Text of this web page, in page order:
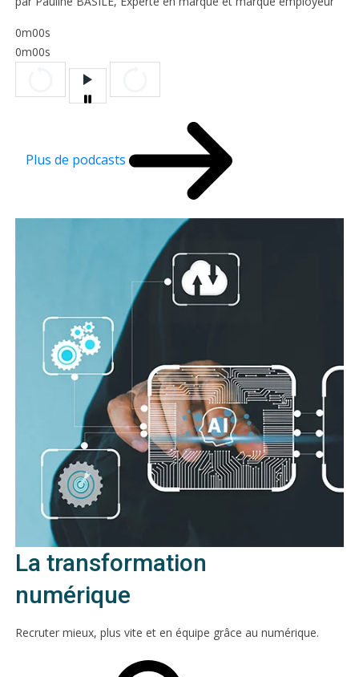
0m00s
0m00s
Plus de podcasts
La transformation
numérique
Recruter mieux, plus vite et en équipe grâce au numérique.